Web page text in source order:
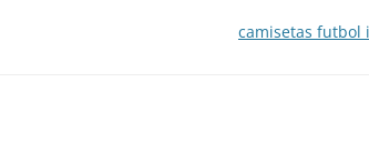
camisetas futbol